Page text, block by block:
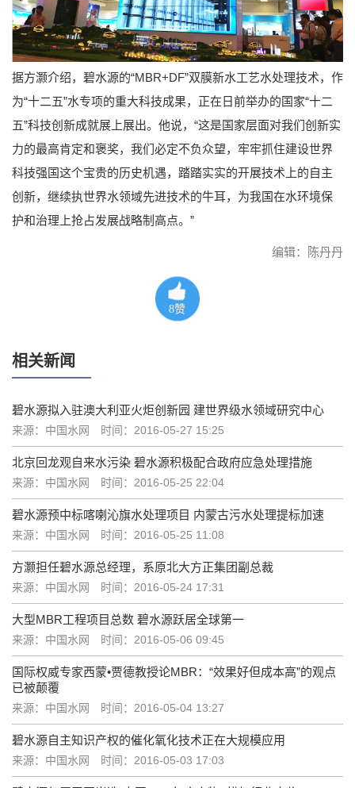
据方灏介绍，碧水源的“MBR+DF”双膜新水工艺水处理技术，作
为“十二五”水专项的重大科技成果，正在日前举办的国家“十二
五”科技创新成就展上展出。他说，“这是国家层面对我们创新实
力的最高肯定和褒奖，我们必定不负众望，牢牢抓住建设世界
科技强国这个宝贵的历史机遇，踏踏实实的开展技术上的自主
创新，继续执世界水领域先进技术的牛耳，为我国在水环境保
护和治理上抢占发展战略制高点。”
编辑：陈丹丹
8赞
相关新闻
碧水源拟入驻澳大利亚火炬创新园 建世界级水领域研究中心
来源：中国水网 时间：2016-05-27 15:25
北京回龙观自来水污染 碧水源积极配合政府应急处理措施
来源：中国水网 时间：2016-05-25 22:04
碧水源预中标喀喇沁旗水处理项目 内蒙古污水处理提标加速
来源：中国水网 时间：2016-05-25 11:08
方灏担任碧水源总经理，系原北大方正集团副总裁
来源：中国水网 时间：2016-05-24 17:31
大型MBR工程项目总数 碧水源跃居全球第一
来源：中国水网 时间：2016-05-06 09:45
国际权威专家西蒙•贾德教授论MBR：“效果好但成本高”的观点
已被颠覆
来源：中国水网 时间：2016-05-04 13:27
碧水源自主知识产权的催化氧化技术正在大规模应用
来源：中国水网 时间：2016-05-03 17:03